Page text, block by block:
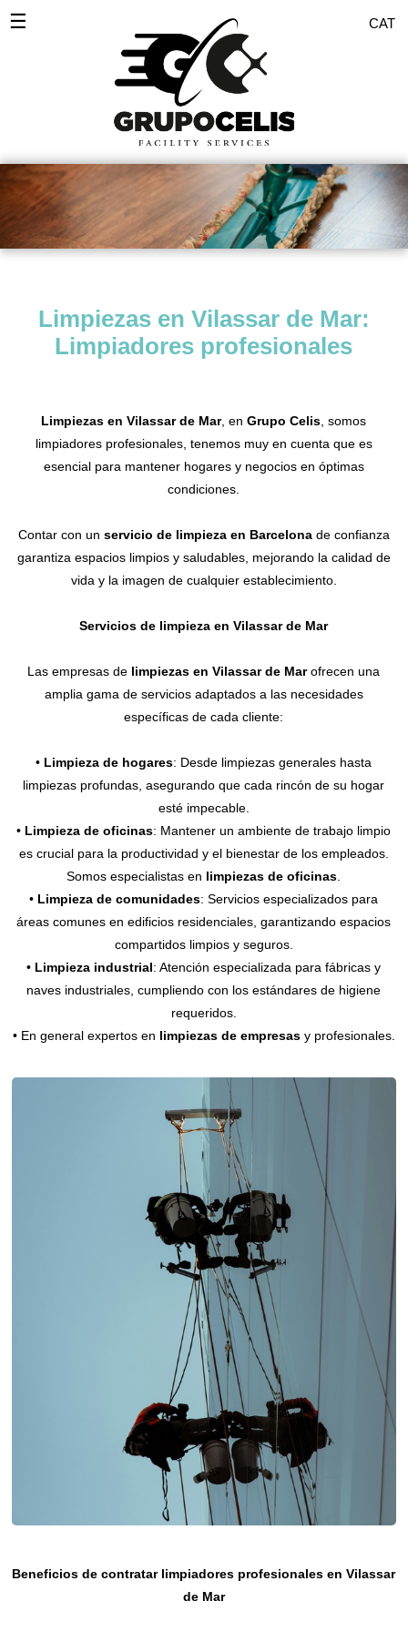
CAT
☰
Desinfecciones
Servicios Empresas
Pulidos
Pintores
Contacto
Limpiezas en Vilassar de Mar:
Limpiadores profesionales
Limpiezas en Vilassar de Mar, enGrupo Celis , somos
limpiadores profesionales, tenemos muy en cuenta que es
esencial para mantener hogares y negocios en óptimas
condiciones.
Contar con un servicio de limpieza en Barcelonade confianza
garantiza espacios limpios y saludables, mejorando la calidad de
vida y la imagen de cualquier establecimiento.
Servicios de limpieza en Vilassar de Mar
Las empresas de limpiezas en Vilassar de Marofrecen una
amplia gama de servicios adaptados a las necesidades
específicas de cada cliente:
• Limpieza de hogares: Desde limpiezas generales hasta
limpiezas profundas, asegurando que cada rincón de su hogar
esté impecable.
• Limpieza de oficinas: Mantener un ambiente de trabajo limpio
es crucial para la productividad y el bienestar de los empleados.
Somos especialistas en limpiezas de oficinas
• Limpieza de comunidades: Servicios especializados para
áreas comunes en edificios residenciales, garantizando espacios
compartidos limpios y seguros.
• Limpieza industrial: Atención especializada para fábricas y
naves industriales, cumpliendo con los estándares de higiene
requeridos.
• En general expertos en limpiezas de empresasy profesionales.
Beneficios de contratar limpiadores profesionales en Vilassar
de Mar